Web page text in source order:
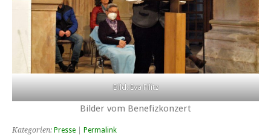
Bild: Eva Filitz
Bilder vom Benefizkonzert
Kategorien: Presse Permalink